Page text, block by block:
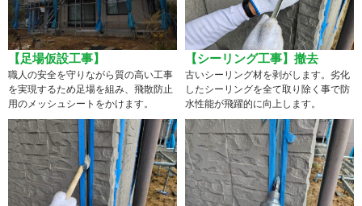
【足場仮設工事】
職人の安全を守りながら質の高い工事
を実現するため足場を組み、飛散防止
用のメッシュシートをかけます。
【シーリング工事】撤去
古いシーリング材を剥がします。劣化
したシーリングを全て取り除く事で防
水性能が飛躍的に向上します。